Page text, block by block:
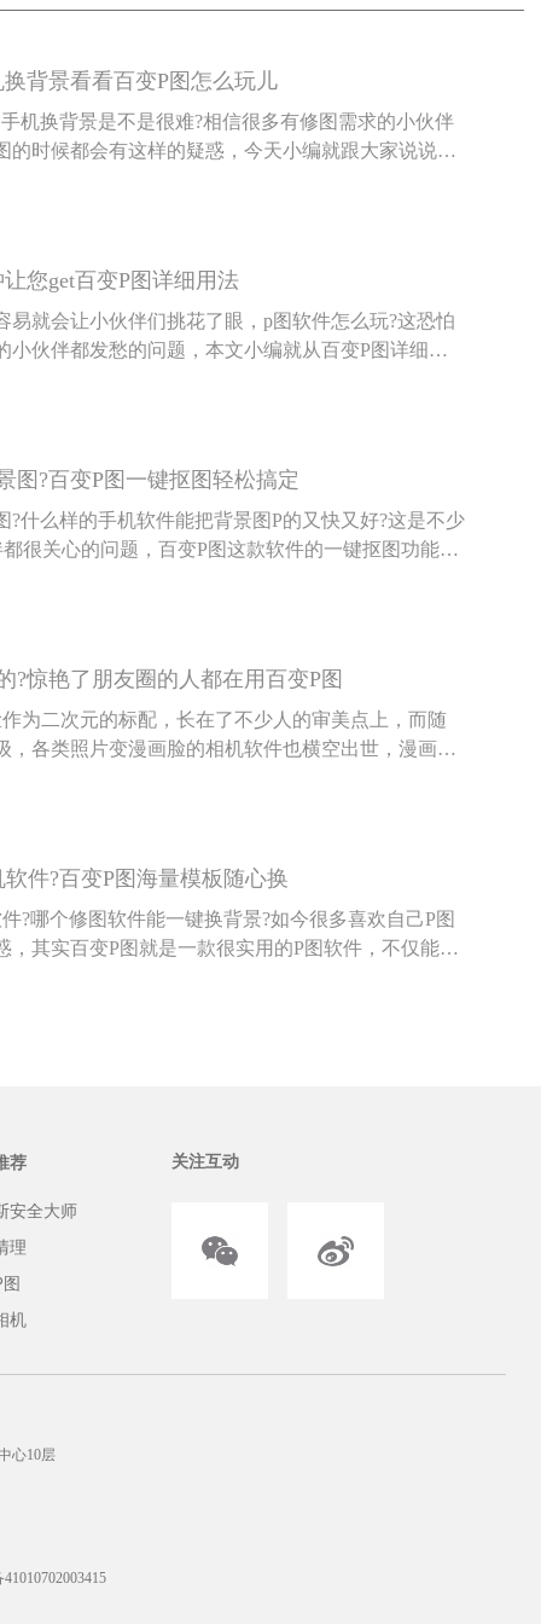
背景看看百变P图怎么玩儿
机换背景是不是很难?相信很多有修图需求的小伙伴
的时候都会有这样的疑惑，今天小编就跟大家说说，
您get百变P图详细用法
易就会让小伙伴们挑花了眼，p图软件怎么玩?这恐怕
小伙伴都发愁的问题，本文小编就从百变P图详细用
图?百变P图一键抠图轻松搞定
?什么样的手机软件能把背景图P的又快又好?这是不少
很关心的问题，百变P图这款软件的一键抠图功能就
?惊艳了朋友圈的人都在用百变P图
为二次元的标配，长在了不少人的审美点上，而随
，各类照片变漫画脸的相机软件也横空出世，漫画脸
件?百变P图海量模板随心换
?哪个修图软件能一键换背景?如今很多喜欢自己P图
，其实百变P图就是一款很实用的P图软件，不仅能一
荐
安全大师
理
机
关注互动
心10层